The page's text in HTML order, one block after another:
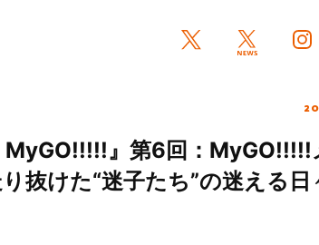
MyGO!!!!!』第6回：MyGO!!!!!
抜けた“迷子たち”の迷える日